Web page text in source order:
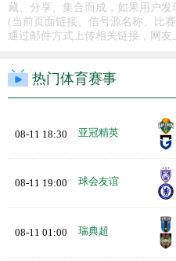
藏、分享、集合而成，如果用户
(当前页面链接、信号源名称、比
通过邮件方式上传相关链接，网
热门体育赛事
08-11 18:30 亚冠精英
08-11 19:00 球会友谊
08-11 01:00 瑞典超